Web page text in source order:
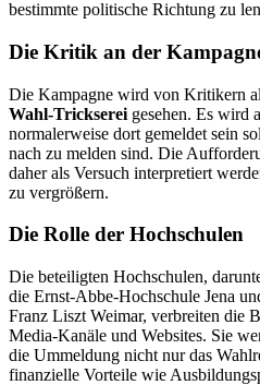
bestimmte politische Richtung zu
Die Kritik an der
Die Kampagne wird von Kritikern
Wahl-Trickserei gesehen. Es wird
normalerweise dort gemeldet sein
nach zu melden sind. Die
daher als Versuch interpretiert
zu vergrößern.
Die Rolle der Hochschulen
Die beteiligten Hochschulen,
die Ernst-Abbe-Hochschule Jena
Franz Liszt Weimar, verbreiten die
Media-Kanäle und Websites. Sie
die Ummeldung nicht nur das
finanzielle Vorteile wie